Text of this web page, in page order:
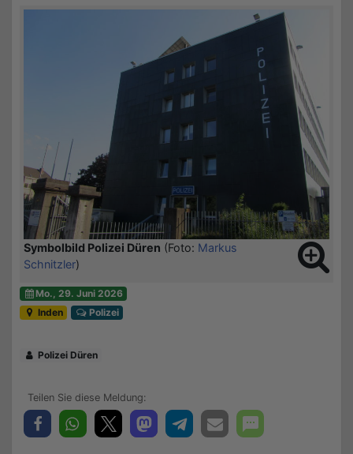
Symbolbild Polizei Düren (Foto: Markus
Schnitzler)
Mo., 29. Juni 2026
Inden
Polizei
Polizei Düren